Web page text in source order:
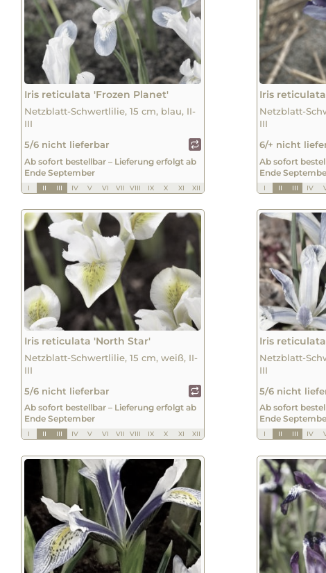
Iris reticulata 'Frozen Planet'
Netzblatt-Schwertlilie, 15 cm, blau, II-
III
5/6 nicht lieferbar
Ab sofort bestellbar – Lieferung erfolgt ab
Ende September
I II III IV V VI VII VIII IX X XI XII
Iris
Netzblatt-
III
6/+ nicht
Ab sofort
Ende
I II III IV
Iris reticulata 'North Star'
Netzblatt-Schwertlilie, 15 cm, weiß, II-
III
5/6 nicht lieferbar
Ab sofort bestellbar – Lieferung erfolgt ab
Ende September
I II III IV V VI VII VIII IX X XI XII
Iris
Netzblatt-
III
5/6 nicht
Ab sofort
Ende
I II III IV